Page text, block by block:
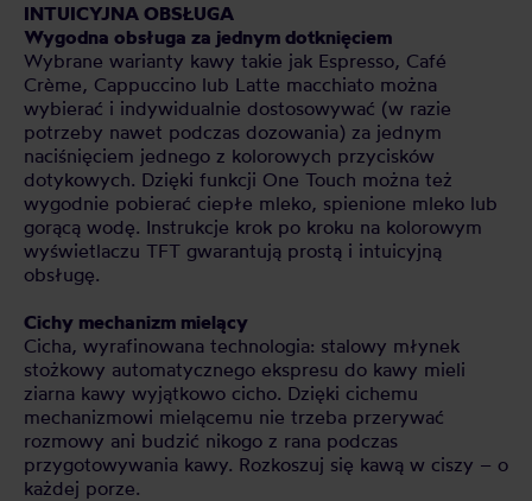
INTUICYJNA OBSŁUGA
Wygodna obsługa za jednym dotknięciem
Wybrane warianty kawy takie jak Espresso, Café
Crème, Cappuccino lub Latte macchiato można
wybierać i indywidualnie dostosowywać (w razie
potrzeby nawet podczas dozowania) za jednym
naciśnięciem jednego z kolorowych przycisków
dotykowych. Dzięki funkcji One Touch można też
wygodnie pobierać ciepłe mleko, spienione mleko lub
gorącą wodę. Instrukcje krok po kroku na kolorowym
wyświetlaczu TFT gwarantują prostą i intuicyjną
obsługę.
Cichy mechanizm mielący
Cicha, wyrafinowana technologia: stalowy młynek
stożkowy automatycznego ekspresu do kawy mieli
ziarna kawy wyjątkowo cicho. Dzięki cichemu
mechanizmowi mielącemu nie trzeba przerywać
rozmowy ani budzić nikogo z rana podczas
przygotowywania kawy. Rozkoszuj się kawą w ciszy – o
każdej porze.